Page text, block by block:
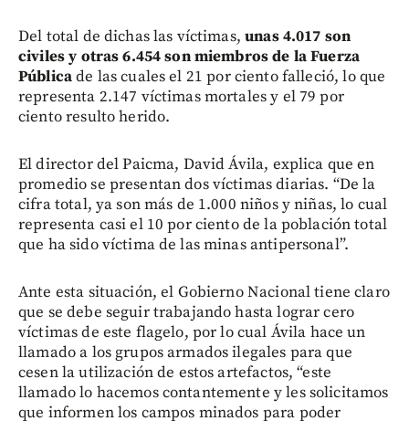
Del total de dichas las víctimas,unas 4.017 son
civiles y otras 6.454 son miembros de la Fuerza
Públicade las cuales el 21 por ciento falleció, lo que
representa 2.147 víctimas mortales y el 79 por
ciento resulto herido.
El director del Paicma, David Ávila, explica que en
promedio se presentan dos víctimas diarias. “De la
cifra total, ya son más de 1.000 niños y niñas, lo cual
representa casi el 10 por ciento de la población total
que ha sido víctima de las minas antipersonal”.
Ante esta situación, el Gobierno Nacional tiene claro
que se debe seguir trabajando hasta lograr cero
víctimas de este flagelo, por lo cual Ávila hace un
llamado a los grupos armados ilegales para que
cesen la utilización de estos artefactos, “este
llamado lo hacemos contantemente y les solicitamos
que informen los campos minados para poder